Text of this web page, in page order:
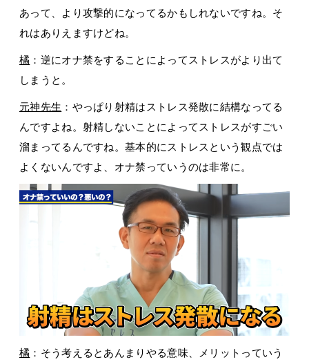
あって、より攻撃的になってるかもしれないですね。そ
れはありえますけどね。
橘 ：逆にオナ禁をすることによってストレスがより出て
しまうと。
元神先生 ：やっぱり射精はストレス発散に結構なってる
んですよね。射精しないことによってストレスがすごい
溜まってるんですね。基本的にストレスという観点では
よくないんですよ、オナ禁っていうのは非常に。
橘 ：そう考えるとあんまりやる意味、メリットっていう